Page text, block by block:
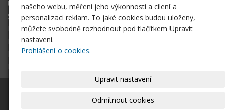
Úvodní stránka
Svátosti
Historie
Farní zpravodaj
Dokumenty
našeho webu, měření jeho výkonnosti a cílení a
personalizaci reklam. To jaké cookies budou uloženy,
můžete svobodně rozhodnout pod tlačítkem Upravit
nastavení.
Prohlášení o cookies.
Upravit nastavení
Odmítnout cookies